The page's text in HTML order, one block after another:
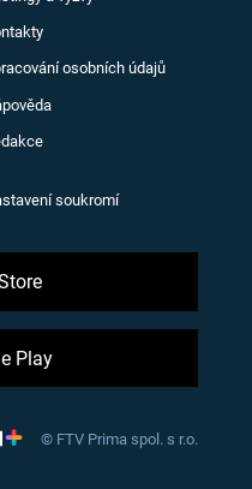
osobních údajů
soukromí
Play
© FTV Prima spol. s r.o.